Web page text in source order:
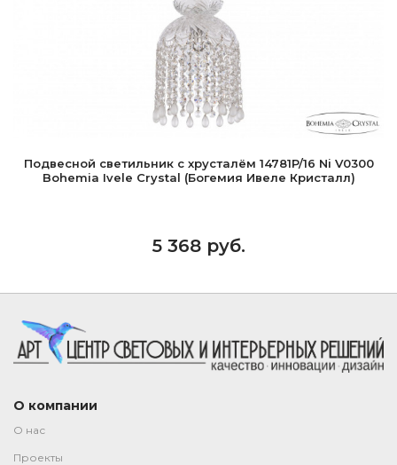
Подвесной светильник с хрусталём 14781P/16 Ni V0300
Bohemia Ivele Crystal (Богемия Ивеле Кристалл)
5 368 руб.
О компании
О нас
Проекты